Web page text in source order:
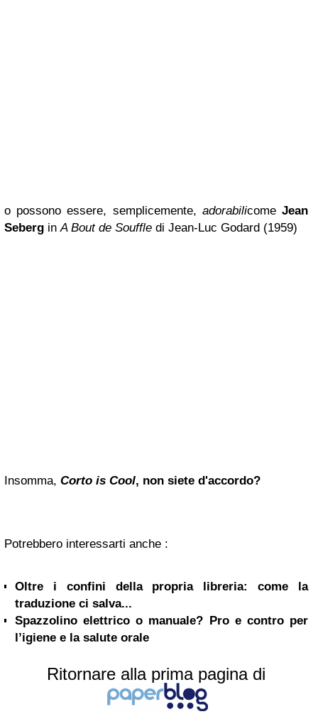
o possono essere, semplicemente, adorabilicomeJean
Seberg inA Bout de Souffle di Jean-Luc Godard (1959)
Insomma, Corto is Cool, non siete d'accordo?
Potrebbero interessarti anche :
Oltre i confini della propria libreria: come la
traduzione ci salva...
Spazzolino elettrico o manuale? Pro e contro per
l’igiene e la salute orale
Ritornare alla prima pagina di